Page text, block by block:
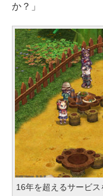
か？」
16年を超えるサービ